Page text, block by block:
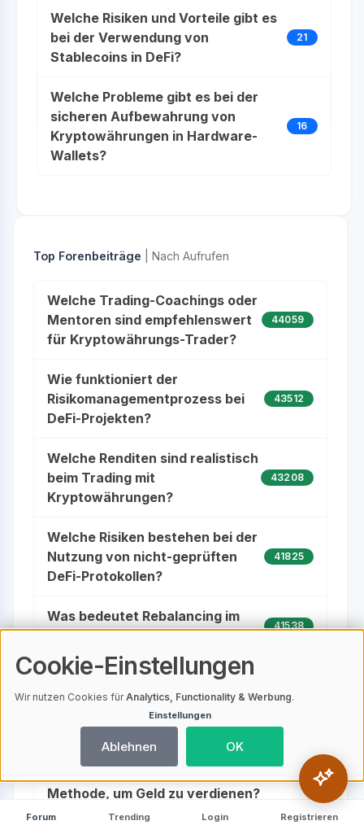
Welche Risiken und Vorteile gibt es
bei der Verwendung von
Stablecoins in DeFi?
21
Welche Probleme gibt es bei der
sicheren Aufbewahrung von
Kryptowährungen in Hardware-
Wallets?
16
Top Forenbeiträge | Nach Aufrufen
Welche Trading-Coachings oder
Mentoren sind empfehlenswert
für Kryptowährungs-Trader?
44059
Wie funktioniert der
Risikomanagementprozess bei
DeFi-Projekten?
43512
Welche Renditen sind realistisch
beim Trading mit
Kryptowährungen?
43208
Welche Risiken bestehen bei der
Nutzung von nicht-geprüften
DeFi-Protokollen?
41825
Was bedeutet Rebalancing im
Kontext von Kryptowährungen?
41538
Sind automatische Stop-Loss-
Aufträge sinnvoll beim Trading
mit Kryptowährungen?
40104
Sind Krypto-Signale oder
Methode, um Geld zu verdienen?
39012
Forum Trending Login Registrieren
Cookie-Einstellungen
Wir nutzen Cookies fürAnalytics, Functionality & Werbung.
Einstellungen
Ablehnen OK